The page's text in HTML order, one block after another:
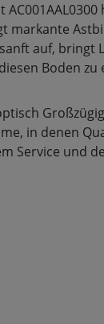
auf,
Boden
in denen
Service und